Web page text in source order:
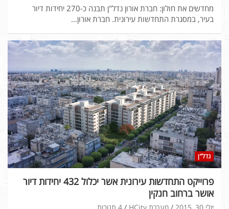
מחדשים את חולון: חברת אורון נדל"ן תבנה כ-270 יחידות דיור
בעיר, במסגרת התחדשות עירונית. חברת אורון…
נדל"ן
פרוייקט התחדשות עירונית אשר יכלול 432 יחידות דיור
אושר ברחוב חנקין